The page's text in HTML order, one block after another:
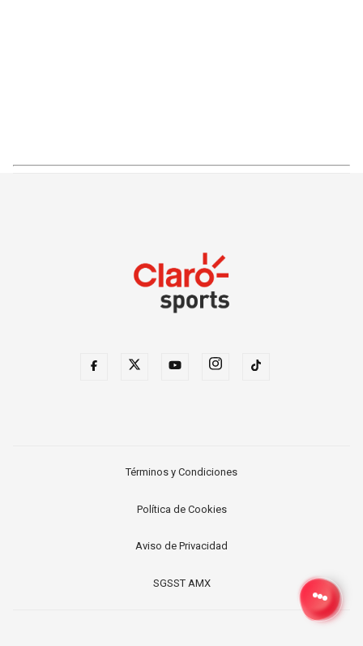
Términos y Condiciones
Política de Cookies
Aviso de Privacidad
SGSST AMX